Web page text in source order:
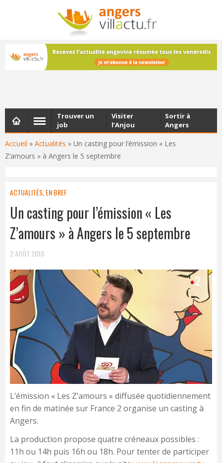
NEWSLETTER
Les dernières actualités d'Angers, chaque vendredi dans
votre boîte e-mail
Accueil » Actualités » Un casting pour l’émission « Les
Z’amours » à Angers le 5 septembre
Trouver un
job
Visiter
l’Anjou
Sortir à
Angers
ACTUALITÉS EN BREF
Un casting pour l’émission « Les
Z’amours » à Angers le 5 septembre
2 AOÛT 2018
L’émission « Les Z’amours » diffusée quotidiennement
en fin de matinée sur France 2 organise un casting à
Angers.
La production propose quatre créneaux possibles :
11h ou 14h puis 16h ou 18h. Pour tenter de participer